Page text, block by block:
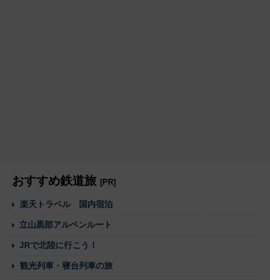
おすすめ鉄道旅 [PR]
楽天トラベル 国内宿泊
立山黒部アルペンルート
JRで北陸に行こう！
観光列車・寝台列車の旅